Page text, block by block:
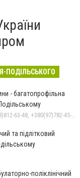
ПОДІЛЬСЬКОГО
- багатопрофільна
+380(96)796-36-85, +380(98)812-63-48, +380(97)782-45-70
та підлітковий
поліклінічний